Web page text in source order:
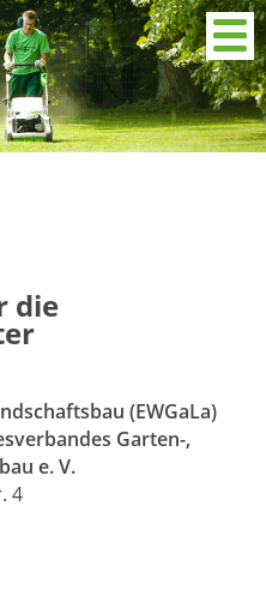
die
(EWGaLa)
Garten-,
e. V.
4